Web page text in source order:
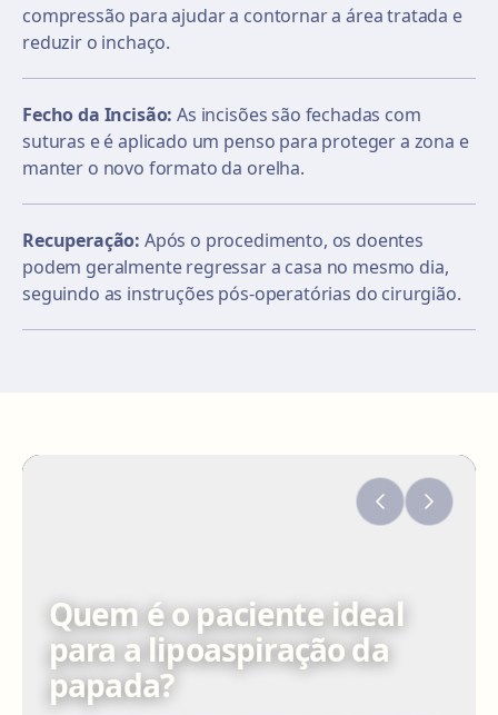
compressão para ajudar a contornar a área tratada e
reduzir o inchaço.
Fecho da Incisão: As incisões são fechadas com
suturas e é aplicado um penso para proteger a zona e
manter o novo formato da orelha.
Recuperação: Após o procedimento, os doentes
podem geralmente regressar a casa no mesmo dia,
seguindo as instruções pós-operatórias do cirurgião.
Quem é o paciente ideal
para a lipoaspiração da
papada?